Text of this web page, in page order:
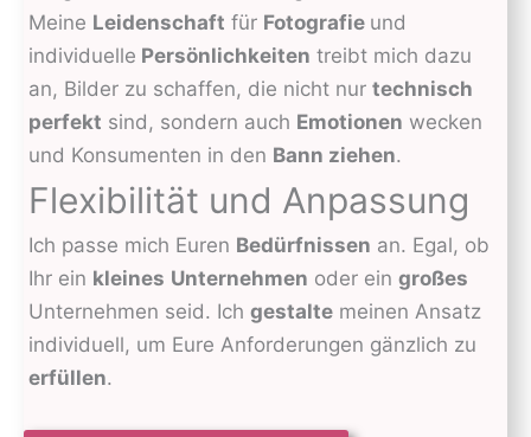
Meine Leidenschaft für Fotografie und
individuelle Persönlichkeiten treibt mich dazu
an, Bilder zu schaffen, die nicht nur technisch
perfekt sind, sondern auch Emotionen wecken
und Konsumenten in den Bann ziehen.
Flexibilität und Anpassung
Ich passe mich Euren Bedürfnissen an. Egal, ob
Ihr ein kleines Unternehmen oder ein großes
Unternehmen seid. Ich gestalte meinen Ansatz
individuell, um Eure Anforderungen gänzlich zu
erfüllen.